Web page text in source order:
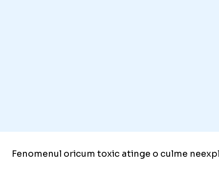
Fenomenul oricum toxic atinge o culme